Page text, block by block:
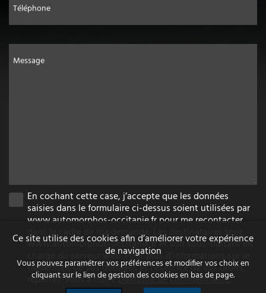
Téléphone
Message
En cochant cette case, j’accepte que les données
saisies dans le formulaire ci-dessus soient utilisées par
www.automorphos-occitanie.fr pour me recontacter
dans le cadre de ma demande. Les destinataires sont
www.automorphos-occitanie.fr et son sous-traitant en
charge du serveur web. Pour plus d'informations sur le
traitement de vos données et l'exercice de vos droits,
reportez-vous à notrepolitique de confidentialité.
Ce site utilise des cookies afin d’améliorer votre expérience
de navigation
Vous pouvez paramétrer vos préférences et modifier vos choix en
cliquant sur le lien de gestion des cookies en bas de page.